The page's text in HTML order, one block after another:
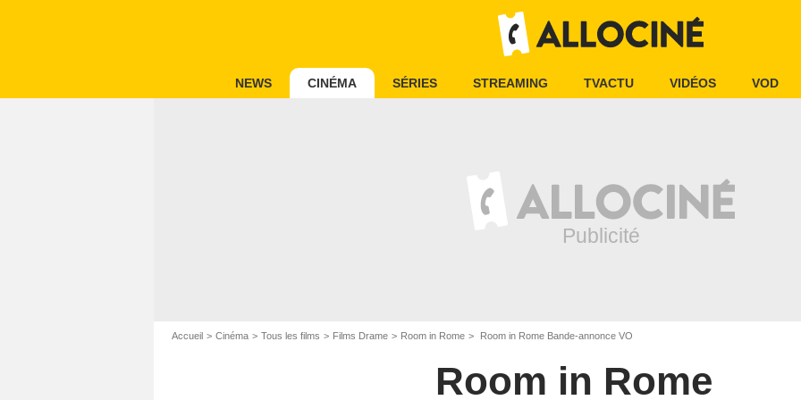
NEWS CINÉMA SÉRIES STREAMING TVACTU VIDÉOS VOD
Accueil Cinéma Tous les films Films Drame Room in Rome Room in Rome Bande-annonce VO
Room in Rome